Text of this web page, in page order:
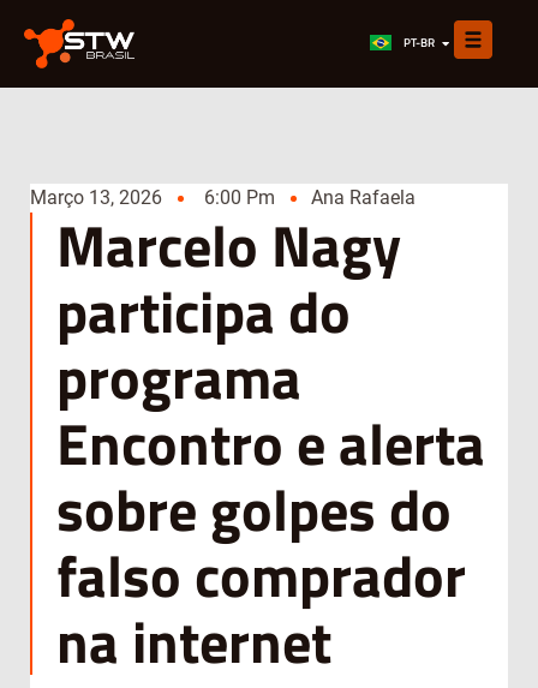
PT-BR
ES
Março 13, 2026 6:00 Pm Ana Rafaela
Marcelo Nagy
participa do
programa
Encontro e alerta
sobre golpes do
falso comprador
na internet